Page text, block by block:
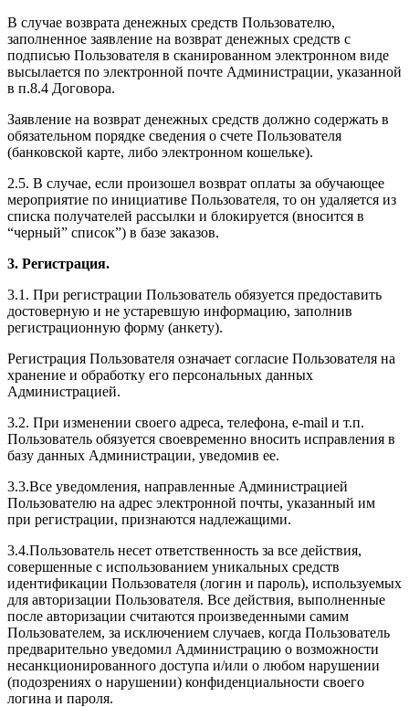
В случае возврата денежных средств Пользователю,
заполненное заявление на возврат денежных средств с
подписью Пользователя в сканированном электронном виде
высылается по электронной почте Администрации, указанной
в п.8.4 Договора.
Заявление на возврат денежных средств должно содержать в
обязательном порядке сведения о счете Пользователя
(банковской карте, либо электронном кошельке).
2.5. В случае, если произошел возврат оплаты за обучающее
мероприятие по инициативе Пользователя, то он удаляется из
списка получателей рассылки и блокируется (вносится в
“черный” список”) в базе заказов.
3. Регистрация.
3.1. При регистрации Пользователь обязуется предоставить
достоверную и не устаревшую информацию, заполнив
регистрационную форму (анкету).
Регистрация Пользователя означает согласие Пользователя на
хранение и обработку его персональных данных
Администрацией.
3.2. При изменении своего адреса, телефона, e-mail и т.п.
Пользователь обязуется своевременно вносить исправления в
базу данных Администрации, уведомив ее.
3.3.Все уведомления, направленные Администрацией
Пользователю на адрес электронной почты, указанный им
при регистрации, признаются надлежащими.
3.4.Пользователь несет ответственность за все действия,
совершенные с использованием уникальных средств
идентификации Пользователя (логин и пароль), используемых
для авторизации Пользователя. Все действия, выполненные
после авторизации считаются произведенными самим
Пользователем, за исключением случаев, когда Пользователь
предварительно уведомил Администрацию о возможности
несанкционированного доступа и/или о любом нарушении
(подозрениях о нарушении) конфиденциальности своего
логина и пароля.